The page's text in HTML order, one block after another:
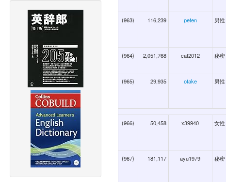
(963) 116,239 peten 男性
(964) 2,051,768 cat2012 秘密
(965) 29,935 otake 男性
(966) 50,458 x39940 女性
(967) 181,117 ayu1979 秘密